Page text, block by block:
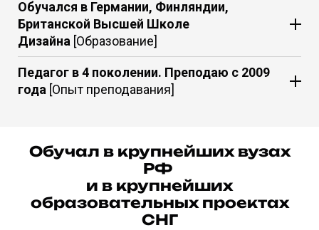
Обучался в Германии, Финляндии,
Британской Высшей Школе
Дизайна [Образование]
Педагог в 4 поколении. Преподаю с 2009
года [Опыт преподавания]
Обучал в крупнейших вузах
РФ
и в крупнейших
образовательных проектах
СНГ